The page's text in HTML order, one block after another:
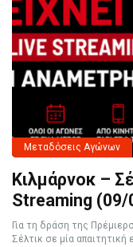
Μεταδόσεις Αγώνων
Κιλμάρνοκ –
Streaming (09/
Για τη δράση της
Σέλτικ σε μία